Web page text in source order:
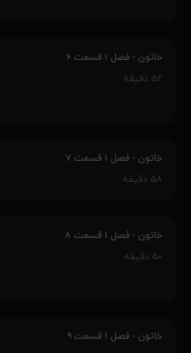
برای ایران می‌تپید، نمی‌توانست با
نگاه کند…
خاتون - فصل ۱ قسمت ۶
۵۲ دقیقه
اما رجب‌اف اصرار دارد که خاتون باید به
مگر…
خاتون - فصل ۱ قسمت ۷
۵۸ دقیقه
شیرزاد به دنبال خاتون و خاتون در پی
لهستانی‌هایی که هنوز آرام نگرفته‌اند و
…
خاتون - فصل ۱ قسمت ۸
۵۰ دقیقه
خاتون از قزوین تا تهران راهی ندارد.
است …
خاتون - فصل ۱ قسمت ۹